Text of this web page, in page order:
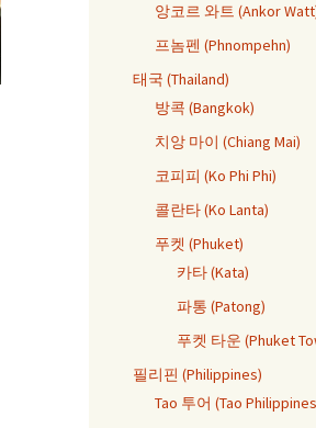
앙코르 와트 (Ankor
프놈펜 (Phnompehn)
태국 (Thailand)
방콕 (Bangkok)
치앙 마이 (Chiang Mai)
코피피 (Ko Phi Phi)
콜란타 (Ko Lanta)
푸켓 (Phuket)
카타 (Kata)
파통 (Patong)
푸켓 타운 (Phuket
필리핀 (Philippines)
Tao 투어 (Tao